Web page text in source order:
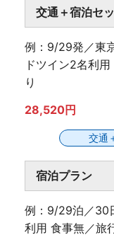
交通＋宿泊セ
例：9/29発／東
ドツイン2名利
り
28,520円
交通
宿泊プラン
例：9/29泊／30
利用 食事無／旅